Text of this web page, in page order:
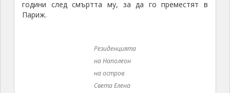
години след смъртта му, за да го преместят в
Париж.
Резиденцията
на Наполеон
на остров
Света Елена